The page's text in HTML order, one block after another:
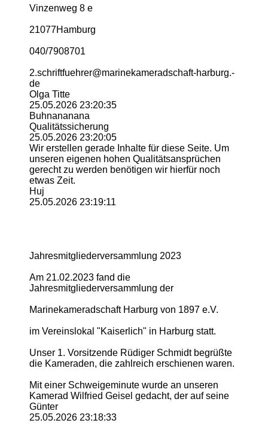
Vinzenweg 8 e
21077Hamburg
040/7908701
2.­schriftfuehrer@­marinekameradschaft-­harburg.­
de
Olga Titte
25.05.2026 23:20:35
Buhnananana
Qualitätssicherung
25.05.2026 23:20:05
Wir erstellen gerade Inhalte für diese Seite. Um
unseren eigenen hohen Qualitätsansprüchen
gerecht zu werden benötigen wir hierfür noch
etwas Zeit.
Huj
25.05.2026 23:19:11
Jahresmitgliederversamm­lung 2023
Am 21.02.2023 fand die
Jahresmitgliederversamm­lung der
Marinekameradschaft Harburg von 1897 e.V.
im Vereinslokal "Kaiserlich" in Harburg statt.
Unser 1. Vorsitzende Rüdiger Schmidt begrüßte
die Kameraden, die zahlreich erschienen waren.
Mit einer Schweigeminute wurde an unseren
Kamerad Wilfried Geisel gedacht, der auf seine
Günter
25.05.2026 23:18:33